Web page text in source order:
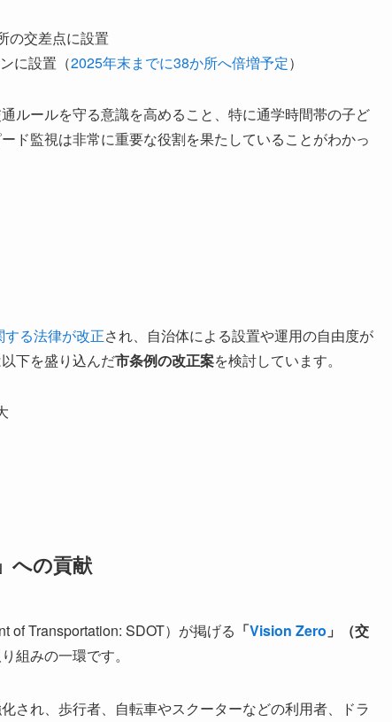
の交差点に設置
に設置（2025年末までに38か所へ倍増予定）
ルールを守る意識を高めること、特に通学時間帯の子ど
ド監視は非常に重要な役割を果たしていることがわかっ
る法律が改正され、自治体による設置や運用の自由度が
下を盛り込んだ市条例の改正案を検討しています。
への貢献
of Transportation: SDOT）が掲げる 「Vision Zero 」（交
組みの一環です。
され、歩行者、自転車やスクーターなどの利用者、ドラ